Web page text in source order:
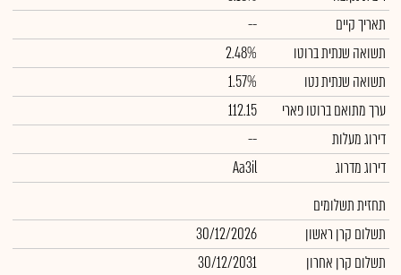
תאריך קיים
--
תשואה שנתית ברוטו
2.48%
תשואה שנתית נטו
1.57%
ערך מתואם ברוטו פארי
112.15
דירוג מעלות
--
דירוג מדרוג
Aa3il
תחזית תשלומים
תשלום קרן ראשון
30/12/2026
תשלום קרן אחרון
30/12/2031